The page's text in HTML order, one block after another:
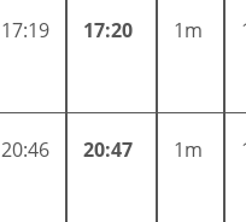
17:19 17:20 1m
20:46 20:47 1m